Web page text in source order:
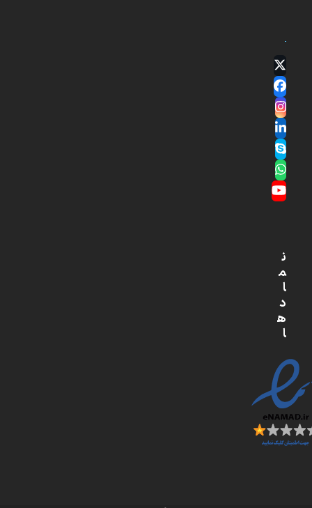
Twitter
(deprecated)
Facebook
Instagram
LinkedIn
Skype
Whatsapp
YouTube
ن
م
ا
د
ه
ا